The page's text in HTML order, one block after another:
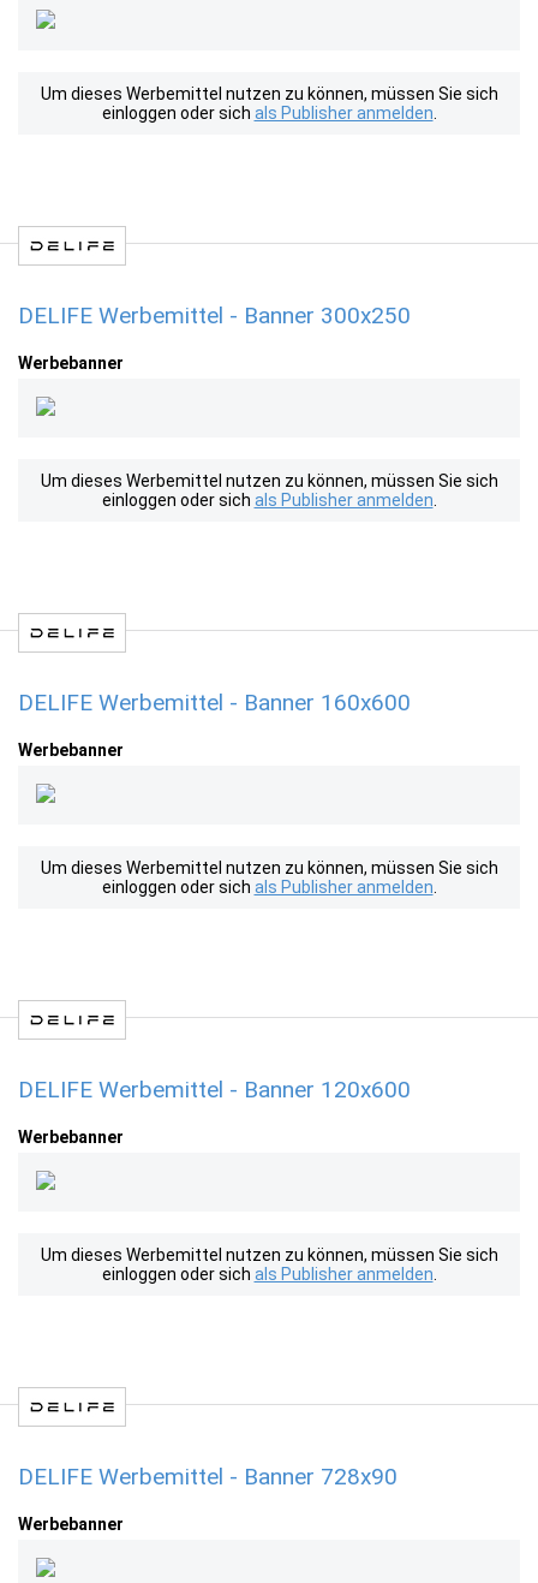
Um dieses Werbemittel nutzen zu können, müssen Sie sich
einloggen oder sich als Publisher anmelden
DELIFE Werbemittel - Banner 300x250
Werbebanner
Um dieses Werbemittel nutzen zu können, müssen Sie sich
einloggen oder sich als Publisher anmelden
DELIFE Werbemittel - Banner 160x600
Werbebanner
Um dieses Werbemittel nutzen zu können, müssen Sie sich
einloggen oder sich als Publisher anmelden
DELIFE Werbemittel - Banner 120x600
Werbebanner
Um dieses Werbemittel nutzen zu können, müssen Sie sich
einloggen oder sich als Publisher anmelden
DELIFE Werbemittel - Banner 728x90
Werbebanner